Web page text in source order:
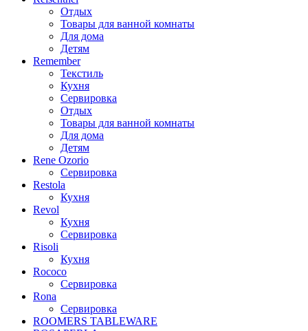
Отдых
Товары для ванной комнаты
Для дома
Детям
Remember
Текстиль
Кухня
Сервировка
Отдых
Товары для ванной комнаты
Для дома
Детям
Rene Ozorio
Сервировка
Restola
Кухня
Revol
Кухня
Сервировка
Risoli
Кухня
Rococo
Сервировка
Rona
Сервировка
ROOMERS TABLEWARE